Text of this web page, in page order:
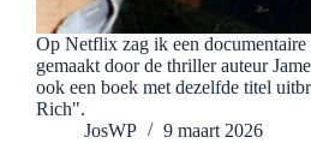
Op Netflix zag ik een documentaire
gemaakt door de thriller auteur
ook een boek met dezelfde titel
Rich".
JosWP
9 maart 2026